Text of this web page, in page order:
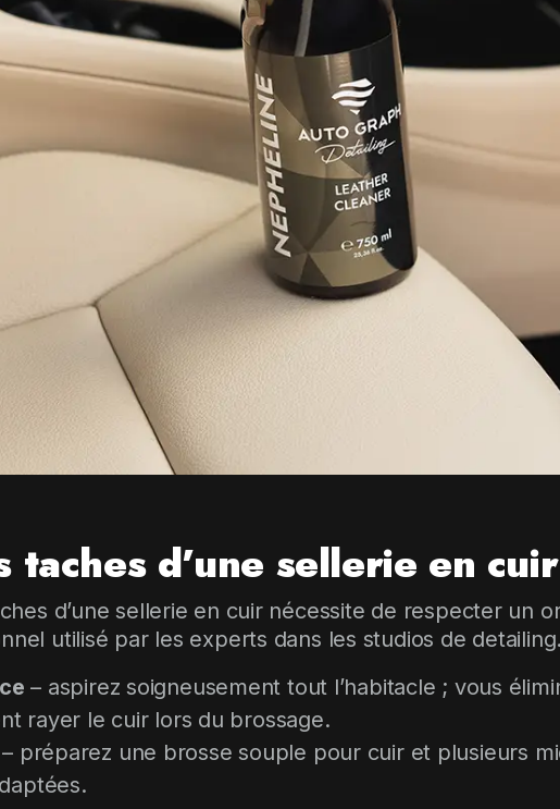
taches d’une sellerie en
d’une sellerie en cuir nécessite de respecter un
utilisé par les experts dans les studios de detailing.
– aspirez soigneusement tout l’habitacle ; vous
rayer le cuir lors du brossage.
– préparez une brosse souple pour cuir et plusieurs